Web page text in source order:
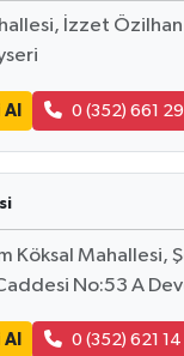
İzzet Özilhan
0 (352) 661
Köksal Mahallesi,
No:53 A
0 (352) 621 14